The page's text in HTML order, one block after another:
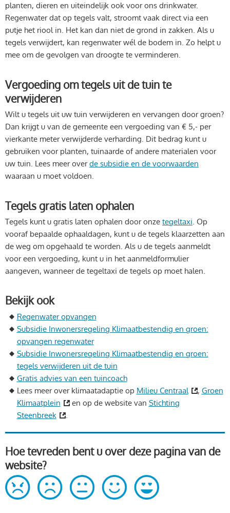
planten, dieren en uiteindelijk ook voor ons drinkwater.
Regenwater dat op tegels valt, stroomt vaak direct via een
putje het riool in. Het kan dan niet de grond in zakken. Als u
tegels verwijdert, kan regenwater wél de bodem in. Zo helpt u
mee om de gevolgen van droogte te verminderen.
Vergoeding om tegels uit de tuin te
verwijderen
Wilt u tegels uit uw tuin verwijderen en vervangen door groen?
Dan krijgt u van de gemeente een vergoeding van € 5,- per
vierkante meter verwijderde verharding. Dit bedrag kunt u
gebruiken voor planten, tuinaarde of andere materialen voor
uw tuin. Lees meer overde subsidie en de voorwaarden
waaraan u moet voldoen.
Tegels gratis laten ophalen
Tegels kunt u gratis laten ophalen door onze tegeltaxi. Op
vooraf bepaalde ophaaldagen, kunt u de tegels klaarzetten aan
de weg om opgehaald te worden. Als u de tegels aanmeldt
voor een vergoeding, kunt u in het aanmeldformulier
aangeven, wanneer de tegeltaxi de tegels op moet halen.
Bekijk ook
Regenwater opvangen
Subsidie Inwonersregeling Klimaatbestendig en groen:
opvangen regenwater
Subsidie Inwonersregeling Klimaatbestendig en groen:
tegels verwijderen uit de tuin
Gratis advies van een tuincoach
Lees meer over klimaatadaptie op Milieu Centraal , Groen
Klimaatplein
en op de website van Stichting
Steenbreek
.
Hoe tevreden bent u over deze pagina van de
website?